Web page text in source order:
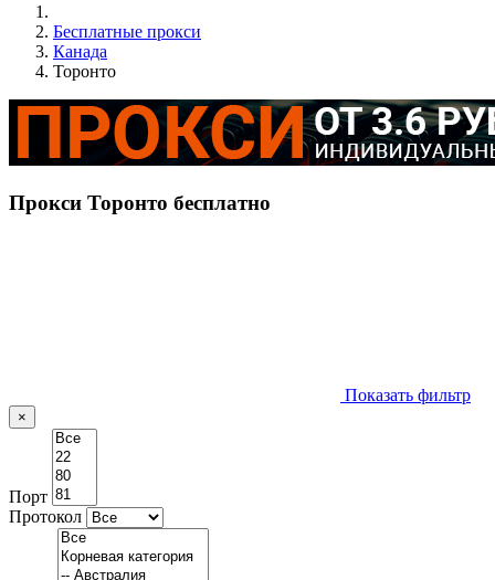
Бесплатные прокси
Канада
Торонто
Прокси Торонто бесплатно
Показать фильтр
×
Порт
Протокол